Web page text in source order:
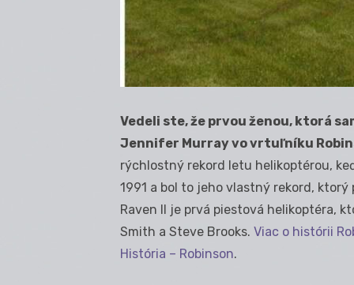
Vedeli ste, že prvou ženou, ktorá
Jennifer Murray vo vrtuľníku
rýchlostný rekord letu helikoptérou,
1991 a bol to jeho vlastný rekord,
Raven II je prvá piestová helikoptéra,
Smith a Steve Brooks. Viac o histórii
História – Robinson.